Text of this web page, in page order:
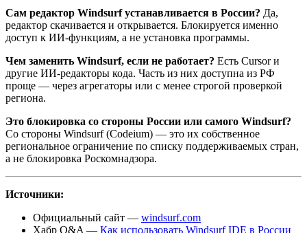
Сам редактор Windsurfустанавливается в России? Да,
редактор скачивается и открывается. Блокируется именно
доступ к ИИ-функциям, а не установка программы.
Чем заменить Windsurf, если не работает? Есть Cursor и
другие ИИ-редакторы кода. Часть из них доступна из РФ
проще — через агрегаторы или с менее строгой проверкой
региона.
Это блокировка со стороны России или самого Windsurf?
Со стороны Windsurf(Codeium) — это их собственное
региональное ограничение по списку поддерживаемых стран,
а не блокировка Роскомнадзора.
Источники:
Официальный сайт — windsurf.com
Хабр Q&A — Как использовать WindsurfIDE в России